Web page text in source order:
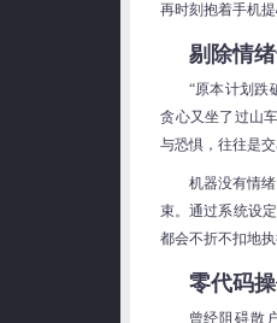
再时刻抱着手机提
剔除情
“原本计划跌
贪心又坐了过山
与恐惧，往往是
机器没有情
束。通过系统设
都会不折不扣地执
零代码
曾经阻碍散